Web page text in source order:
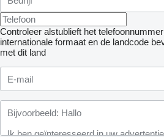
Controleer alstublieft het
internationale formaat en de landcode
met dit land